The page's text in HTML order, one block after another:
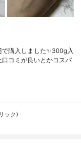
購入しました✨300g入
コミが良いとかコスパ
ック)